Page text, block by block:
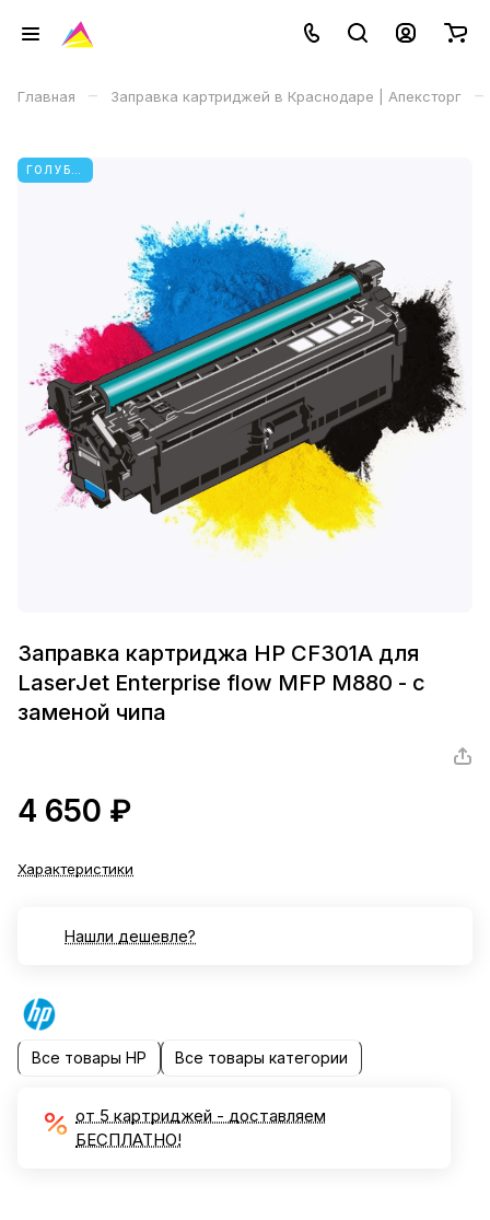
Главная – Заправка картриджей в Краснодаре | Апексторг –
Заправка картриджа HP CF301A для
LaserJet Enterprise flow MFP M880 - с
заменой чипа
4 650 ₽
Характеристики
Нашли дешевле?
Все товары HP Все товары категории
от 5 картриджей - доставляем
БЕСПЛАТНО!